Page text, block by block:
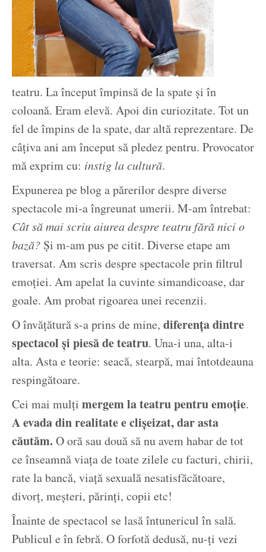
teatru. La început împinsă de la spate și în
coloană. Eram elevă. Apoi din curiozitate. Tot un
fel de împins de la spate, dar altă reprezentare. De
câțiva ani am început să pledez pentru. Provocator
mă exprim cu: instig la cultură.
Expunerea pe blog a părerilor despre diverse
spectacole mi-a îngreunat umerii. M-am întrebat:
Cât să mai scriu aiurea despre teatru fără nici o
bază? Și m-am pus pe citit. Diverse etape am
traversat. Am scris despre spectacole prin filtrul
emoției. Am apelat la cuvinte simandicoase, dar
goale. Am probat rigoarea unei recenzii.
O învățătură s-a prins de mine, diferența dintre
spectacol și piesă de teatru. Una-i una, alta-i
alta. Asta e teorie: seacă, stearpă, mai întotdeauna
respingătoare.
Cei mai mulți mergem la teatru pentru emoție.
A evada din realitate e clișeizat, dar asta
căutăm. O oră sau două să nu avem habar de tot
ce înseamnă viața de toate zilele cu facturi, chirii,
rate la bancă, viață sexuală nesatisfăcătoare,
divorț, meșteri, părinți, copii etc!
Înainte de spectacol se lasă întunericul în sală.
Publicul e în febră. O forfotă dedusă, nu-ți vezi